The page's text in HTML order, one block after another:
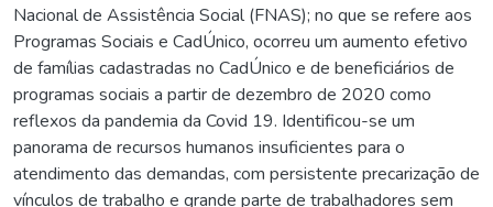
Nacional de Assistência Social (FNAS); no que se refere aos
Programas Sociais e CadÚnico, ocorreu um aumento efetivo
de famílias cadastradas no CadÚnico e de beneficiários de
programas sociais a partir de dezembro de 2020 como
reflexos da pandemia da Covid 19. Identificou-se um
panorama de recursos humanos insuficientes para o
atendimento das demandas, com persistente precarização de
vínculos de trabalho e grande parte de trabalhadores sem